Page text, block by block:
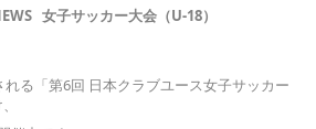
女子サッカー大会（U-18）
る「第6回 日本クラブユース女子サッカー